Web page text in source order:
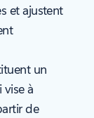
et ajustent
un
vise à
de